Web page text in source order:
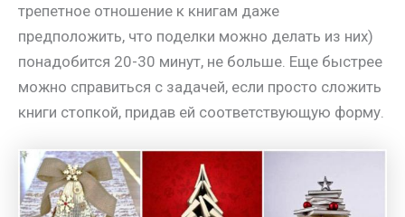
трепетное отношение к книгам даже
предположить, что поделки можно делать из них)
понадобится 20-30 минут, не больше. Еще быстрее
можно справиться с задачей, если просто сложить
книги стопкой, придав ей соответствующую форму.